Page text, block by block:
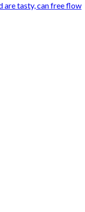
are tasty, can free flow